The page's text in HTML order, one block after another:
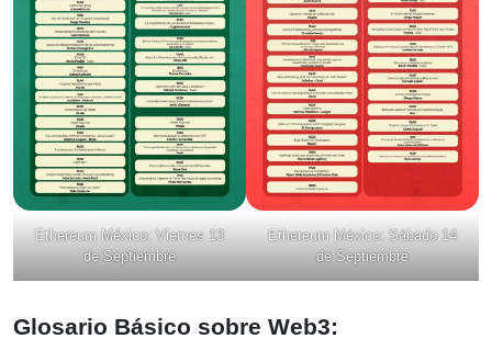
Ethereum México: Viernes 13
de Septiembre
Ethereum México: Sábado 14
de Septiembre
Glosario Básico sobre Web3: